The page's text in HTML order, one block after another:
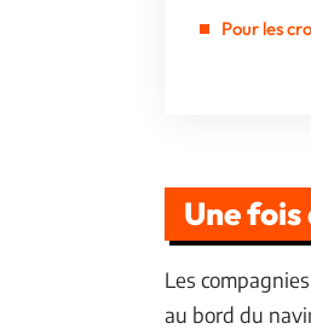
Pour les
Une
Les
au bord du